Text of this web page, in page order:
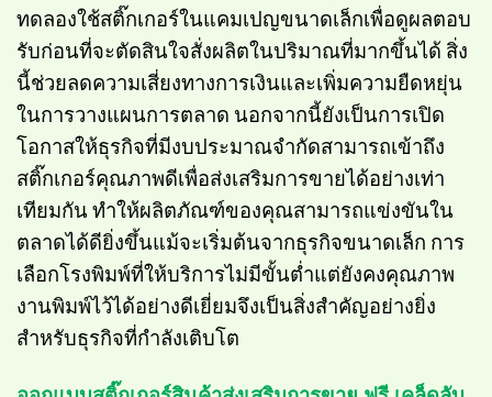
ทดลองใช้สติ๊กเกอร์ในแคมเปญขนาดเล็กเพื่อดูผลตอบ
รับก่อนที่จะตัดสินใจสั่งผลิตในปริมาณที่มากขึ้นได้ สิ่ง
นี้ช่วยลดความเสี่ยงทางการเงินและเพิ่มความยืดหยุ่น
ในการวางแผนการตลาด นอกจากนี้ยังเป็นการเปิด
โอกาสให้ธุรกิจที่มีงบประมาณจำกัดสามารถเข้าถึง
สติ๊กเกอร์คุณภาพดีเพื่อส่งเสริมการขายได้อย่างเท่า
เทียมกัน ทำให้ผลิตภัณฑ์ของคุณสามารถแข่งขันใน
ตลาดได้ดียิ่งขึ้นแม้จะเริ่มต้นจากธุรกิจขนาดเล็ก การ
เลือกโรงพิมพ์ที่ให้บริการไม่มีขั้นต่ำแต่ยังคงคุณภาพ
งานพิมพ์ไว้ได้อย่างดีเยี่ยมจึงเป็นสิ่งสำคัญอย่างยิ่ง
สำหรับธุรกิจที่กำลังเติบโต